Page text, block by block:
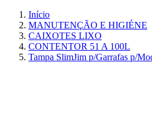
Início
MANUTENÇÃO E HIGIÉNE
CAIXOTES LIXO
CONTENTOR 51 A 100L
Tampa SlimJim p/Garrafas p/